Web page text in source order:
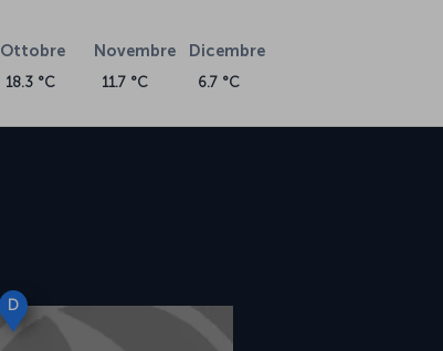
Ottobre
18.3 °C
Novembre
11.7 °C
Dicembre
6.7 °C
D